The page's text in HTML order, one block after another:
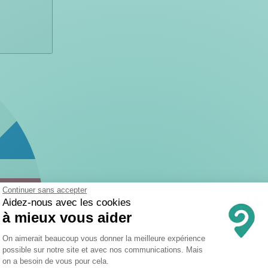
Continuer sans accepter
Aidez-nous avec les cookies
à mieux vous aider
Plateforme de Gestion du
On aimerait beaucoup vous donner la meilleure expérience
possible sur notre site et avec nos communications. Mais
on a besoin de vous pour cela.